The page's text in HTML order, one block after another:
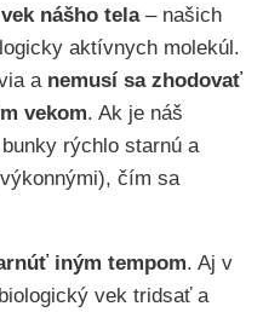
nášho tela– našich
aktívnych molekúl.
a nemusí sa zhodovať
vekom. Ak je náš
rýchlo starnú a
čím sa
iným tempom. Aj v
vek tridsať a